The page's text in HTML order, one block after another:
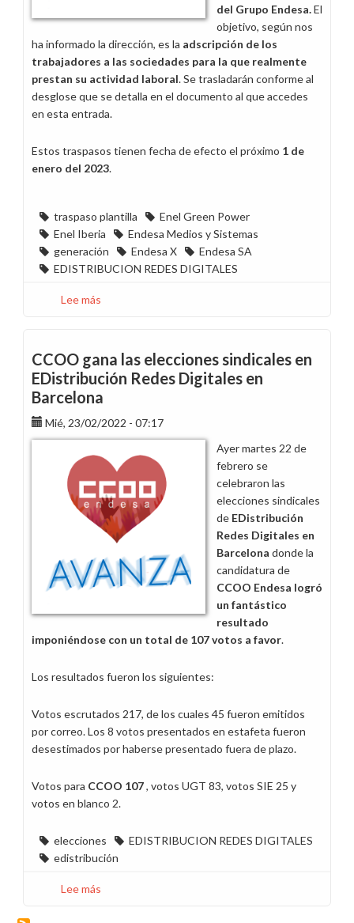
del Grupo Endesa.El
objetivo, según nos
ha informado la dirección, es la adscripción de los
trabajadores a las sociedades para la que realmente
prestan su actividad laboral. Se trasladarán conforme al
desglose que se detalla en el documento al que accedes
en esta entrada.
Estos traspasos tienen fecha de efecto el próximo 1 de
enero del 2023.
traspaso plantilla
Enel Green Power
Enel Iberia
Endesa Medios y Sistemas
generación
Endesa X
Endesa SA
EDISTRIBUCION REDES DIGITALES
Lee más
traspaso
de
127
trabajadores
entre
empresas
del
Grupo
Endesa
CCOO gana las elecciones sindicales en
EDistribución Redes Digitales en
Barcelona
Mié, 23/02/2022 - 07:17
Ayer martes 22 de
febrero se
celebraron las
elecciones sindicales
de EDistribución
Redes Digitales en
Barcelona donde la
candidatura de
CCOO Endesa logró
un fantástico
resultado
imponiéndose con un total de 107 votos a favor.
Los resultados fueron los siguientes:
Votos escrutados 217, de los cuales 45 fueron emitidos
por correo. Los 8 votos presentados en estafeta fueron
desestimados por haberse presentado fuera de plazo.
Votos para CCOO 107, votos UGT 83, votos SIE 25 y
votos en blanco 2.
elecciones
EDISTRIBUCION REDES DIGITALES
edistribución
Lee más